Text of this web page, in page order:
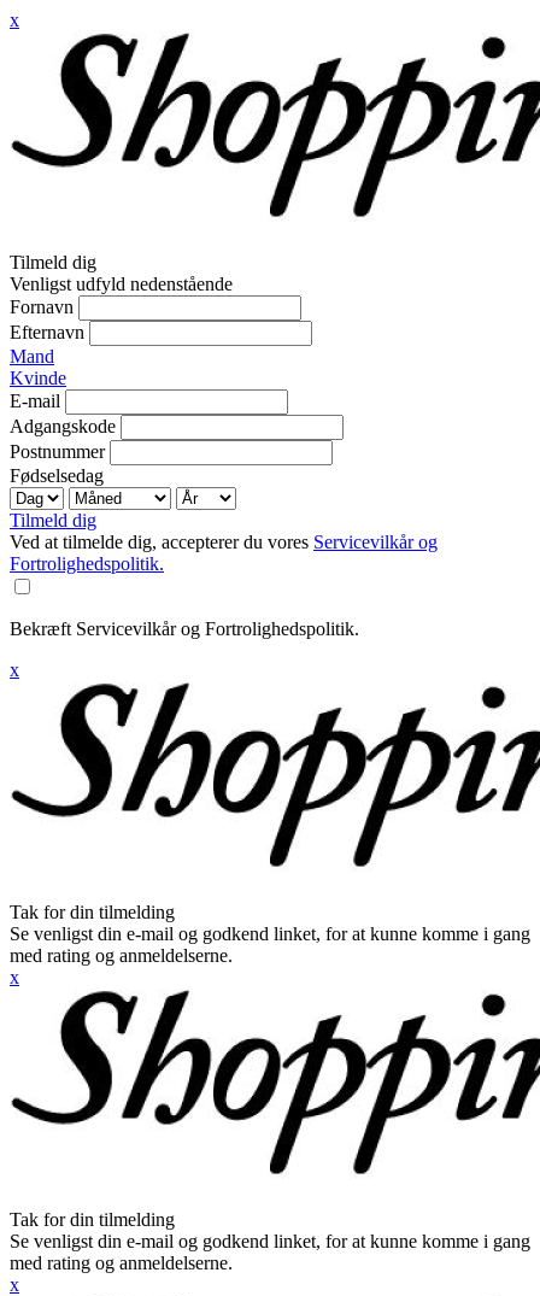
x
Tilmeld dig
Venligst udfyld nedenstående
Fornavn
Efternavn
Mand
Kvinde
E-mail
Adgangskode
Postnummer
Fødselsedag
Tilmeld dig
Ved at tilmelde dig, accepterer du vores Servicevilkår og
Fortrolighedspolitik.
Bekræft Servicevilkår og Fortrolighedspolitik.
x
Tak for din tilmelding
Se venligst din e-mail og godkend linket, for at kunne komme i gang
med rating og anmeldelserne.
x
Tak for din tilmelding
Se venligst din e-mail og godkend linket, for at kunne komme i gang
med rating og anmeldelserne.
x